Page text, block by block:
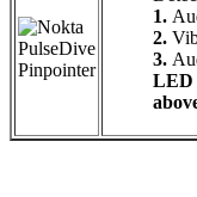
1.
2.
3.
LED